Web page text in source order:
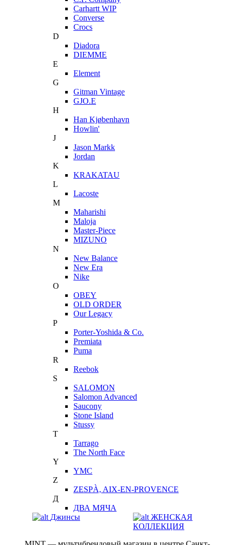
Carhartt WIP
Converse
Crocs
D
Diadora
DIEMME
E
Element
G
Gitman Vintage
GJO.E
H
Han Kjøbenhavn
Howlin'
J
Jason Markk
Jordan
K
KRAKATAU
L
Lacoste
M
Maharishi
Maloja
Master-Piece
MIZUNO
N
New Balance
New Era
Nike
O
OBEY
OLD ORDER
Our Legacy
P
Porter-Yoshida & Co.
Premiata
Puma
R
Reebok
S
SALOMON
Salomon Advanced
Saucony
Stone Island
Stussy
T
Tarrago
The North Face
Y
YMC
Z
ZESPÀ, AIX-EN-PROVENCE
Д
ДВА МЯЧА
Джинсы
ЖЕНСКАЯ
КОЛЛЕКЦИЯ